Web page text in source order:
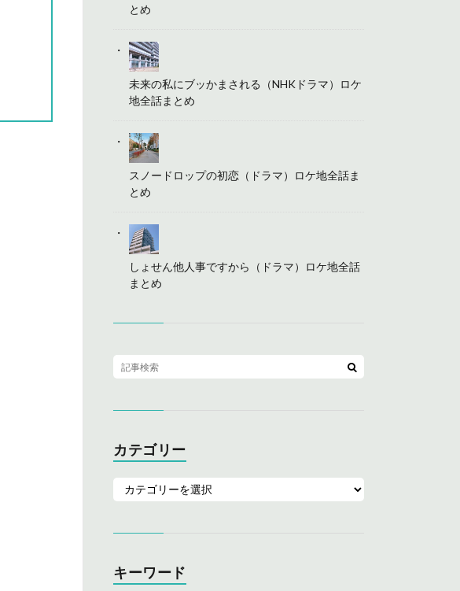
とめ
未来の私にブッかまされる（NHKドラマ）ロケ
地全話まとめ
スノードロップの初恋（ドラマ）ロケ地全話ま
とめ
しょせん他人事ですから（ドラマ）ロケ地全話
まとめ
カテゴリー
キーワード